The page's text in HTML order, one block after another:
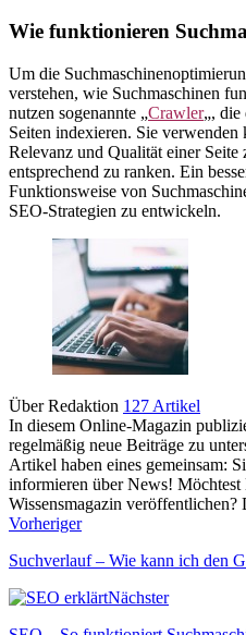
Wie funktionieren
Um die
verstehen, wie Suchmaschinen
nutzen sogenannte „Crawler„, die
Seiten indexieren. Sie
Relevanz und Qualität einer Seite
entsprechend zu ranken. Ein
Funktionsweise von
SEO-Strategien zu entwickeln.
Über Redaktion 127 Artikel
In diesem Online-Magazin
regelmäßig neue Beiträge zu
Artikel haben eines gemeinsam:
informieren über News!
Wissensmagazin veröffentlichen?
Vorheriger
Suchverlauf – Wie kann ich den
Nächster